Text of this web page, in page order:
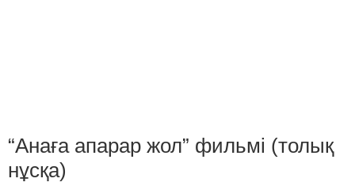
“Анаға апарар жол” фильмі (толық
нұсқа)